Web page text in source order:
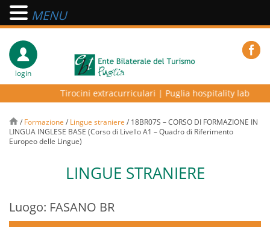
login
Tirocini extracurriculari|Puglia hospitality lab –
/ Formazione / Lingue straniere / 18BR07S – CORSO DI FORMAZIONE IN
LINGUA INGLESE BASE (Corso di Livello A1 – Quadro di Riferimento
Europeo delle Lingue)
LINGUE STRANIERE
Luogo: FASANO BR
MENU